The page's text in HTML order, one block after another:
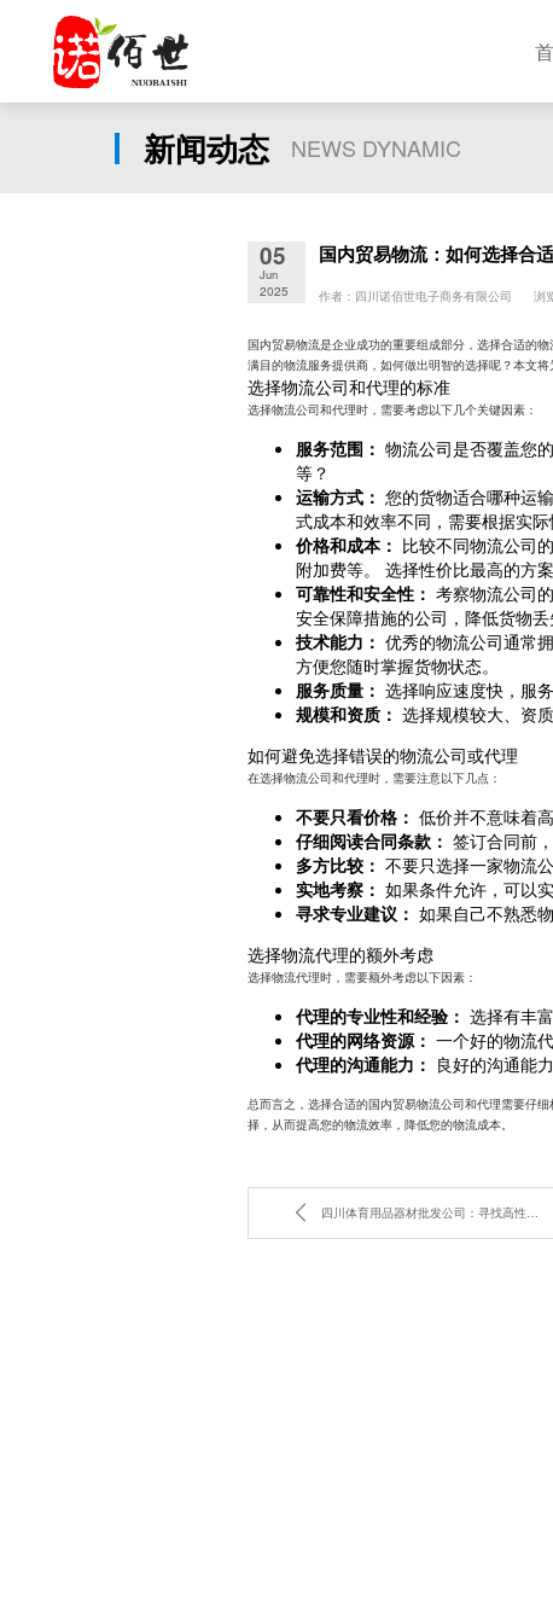
新闻动态 NEWS DYNAMIC
05
Jun
2025
国内贸易物流：如何选择合
作者：四川诺佰世电子商务有限公司 浏
国内贸易物流是企业成功的重要组成部分，选择合适的
满目的物流服务提供商，如何做出明智的选择呢？本文将
选择物流公司和代理的标准
选择物流公司和代理时，需要考虑以下几个关键因素：
服务范围： 物流公司是否覆盖您
等？
运输方式： 您的货物适合哪种运
式成本和效率不同，需要根据实际
价格和成本： 比较不同物流公司
附加费等。 选择性价比最高的方案
可靠性和安全性： 考察物流公司
安全保障措施的公司，降低货物丢
技术能力： 优秀的物流公司通常
方便您随时掌握货物状态。
服务质量： 选择响应速度快，服
规模和资质： 选择规模较大、资
如何避免选择错误的物流公司或代理
在选择物流公司和代理时，需要注意以下几点：
不要只看价格： 低价并不意味着
仔细阅读合同条款： 签订合同前
多方比较： 不要只选择一家物流
实地考察： 如果条件允许，可以
寻求专业建议： 如果自己不熟悉
选择物流代理的额外考虑
选择物流代理时，需要额外考虑以下因素：
代理的专业性和经验： 选择有丰
代理的网络资源： 一个好的物流
代理的沟通能力： 良好的沟通能
总而言之，选择合适的国内贸易物流公司和代理需要仔
择，从而提高您的物流效率，降低您的物流成本。
四川体育用品器材批发公司：寻找高性价比产品的秘诀是什么？